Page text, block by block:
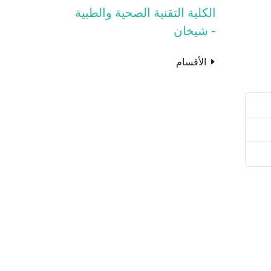
الكلية التقنية الصحية والطبية
- شيخان
الأقسام